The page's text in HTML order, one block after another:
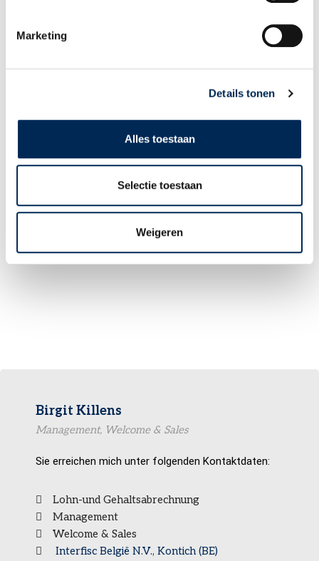
Marketing
Details tonen
Alles toestaan
Selectie toestaan
Weigeren
+49 (0)3 825 5003
Birgit Killens
Management, Welcome & Sales
Sie erreichen mich unter folgenden Kontaktdaten:
Lohn-und Gehaltsabrechnung
Management
Welcome & Sales
Interfisc België N.V., Kontich (BE)